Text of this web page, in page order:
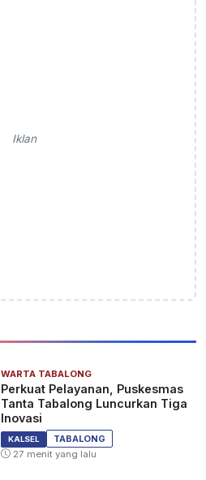
Iklan
WARTA TABALONG
Perkuat Pelayanan, Puskesmas
Tanta Tabalong Luncurkan Tiga
Inovasi
KALSEL
TABALONG
27 menit yang lalu